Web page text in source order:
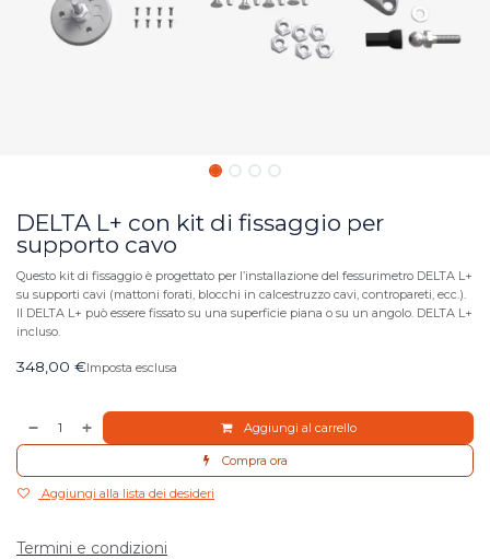
DELTA L+ con kit di fissaggio per
supporto cavo
Questo kit di fissaggio è progettato per l’installazione del fessurimetro DELTA L+
su supporti cavi (mattoni forati, blocchi in calcestruzzo cavi, contropareti, ecc.).
Il DELTA L+ può essere fissato su una superficie piana o su un angolo. DELTA L+
incluso.
348,00 €Imposta esclusa
Aggiungi al carrello
Compra ora
Aggiungi alla lista dei desideri
Termini e condizioni